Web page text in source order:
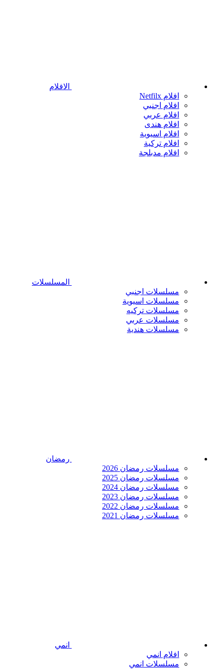
الافلام
افلام Netfilx
افلام اجنبي
افلام عربي
افلام هندى
افلام اسيوية
افلام تركية
افلام مدبلجة
المسلسلات
مسلسلات اجنبي
مسلسلات اسيوية
مسلسلات تركيه
مسلسلات عربي
مسلسلات هندية
رمضان
مسلسلات رمضان 2026
مسلسلات رمضان 2025
مسلسلات رمضان 2024
مسلسلات رمضان 2023
مسلسلات رمضان 2022
مسلسلات رمضان 2021
انمي
افلام انمي
مسلسلات انمي